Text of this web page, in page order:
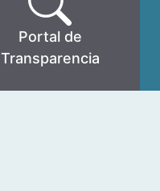
Portal de
Transparencia